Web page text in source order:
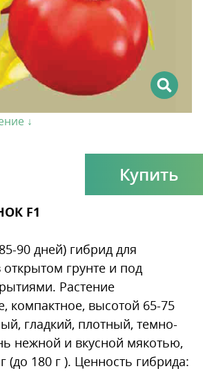
↓
Купить
F1
90 дней) гибрид для
грунте и под
Растение
компактное, высотой 65-75
гладкий, плотный, темно-
нежной и вкусной мякотью,
(до 180 г ). Ценность гибрида: